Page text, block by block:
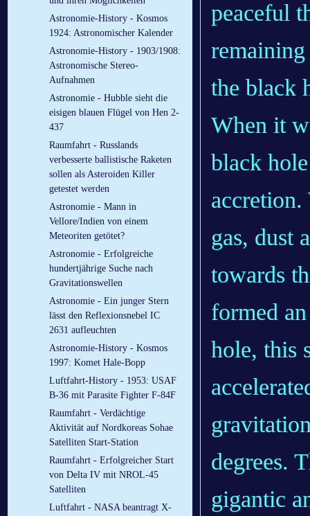
Astronomie-History - Kosmos
1924: Astronomischer Kalender
Astronomie-History - 1903/1908:
Astronomische Stereo-
Aufnahmen
Astronomie - Hubble sieht die
eisigen blauen Flügel von Hen 2-
437
Raumfahrt - Russlands
verbesserte ballistische Raketen
sollen als Asteroiden Killer
getestet werden
Astronomie - Mann in
Vellore/Indien von einem
Meteoriten getötet?
Astronomie - Erfolgreiche
hundertjährige Suche nach
Gravitationswellen
Astronomie - Ein junger Stern
lässt den Reflexionsnebel IC
2631 aufleuchten
Astronomie-History - Kosmos
1997: Komet Hale-Bopp
Luftfahrt-History - 1953: USAF
B-36 mit Parasite Fighter F-84F
Raumfahrt - Verdächtige
Aktivität auf Nordkoreas Sohae
Satelliten Start-Station
Raumfahrt - Erfolgreicher Start
von Delta IV mit NROL-45
Satelliten
Luftfahrt - NASA beantragt X-
peaceful
the black
When it
black
gas, dust
towards
formed
hole, this
degrees.
gigantic